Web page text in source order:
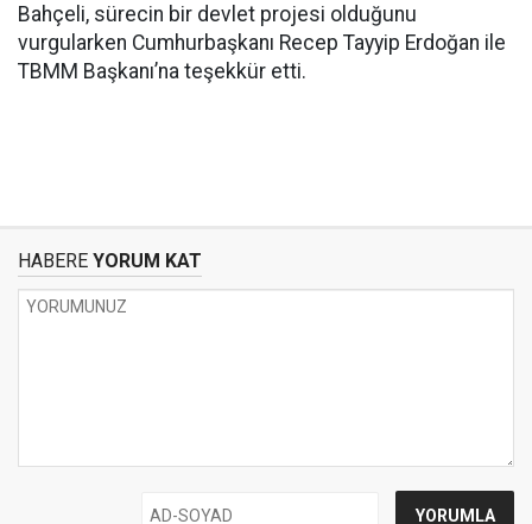
Bahçeli, sürecin bir devlet projesi olduğunu
vurgularken Cumhurbaşkanı Recep Tayyip Erdoğan ile
TBMM Başkanı’na teşekkür etti.
HABERE YORUM KAT